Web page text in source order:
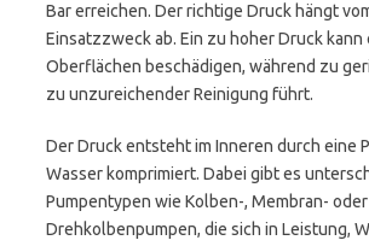
Bar erreichen. Der richtige Druck hängt
Einsatzzweck ab. Ein zu hoher Druck
Oberflächen beschädigen, während zu
zu unzureichender Reinigung führt.
Der Druck entsteht im Inneren durch eine
Wasser komprimiert. Dabei gibt es
Pumpentypen wie Kolben-, Membran- oder
Drehkolbenpumpen, die sich in Leistung,